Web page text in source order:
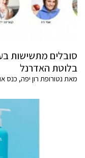
סובלים מתשישות
בלוטת האדרנל
מאת נטורופת רון יפה, כנס